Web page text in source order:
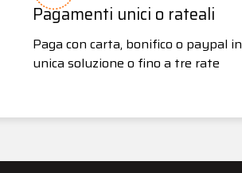
Pagamenti unici o rateali
Paga con carta, bonifico o paypal in
unica soluzione o fino a tre rate